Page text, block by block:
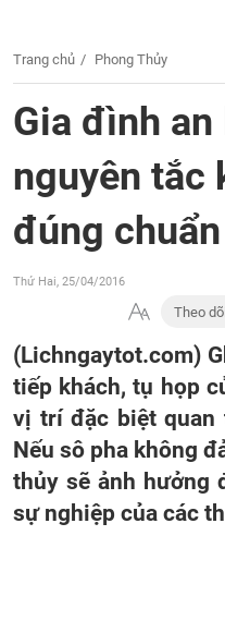
Trang chủ Phong Thủy
Gia đình
nguyên tắc
đúng chuẩn
Thứ Hai, 25/04/2016
Theo
(Lichngaytot.com)
tiếp khách, tụ họp
vị trí đặc biệt quan
Nếu sô pha không
thủy sẽ ảnh hưởng
sự nghiệp của các